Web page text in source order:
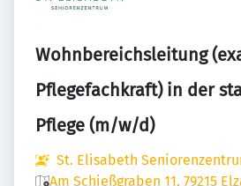
Wohnbereichsleitung
Pflegefachkraft) in der
Pflege (m/w/d)
St. Elisabeth
Am Schießgraben 11, 79215